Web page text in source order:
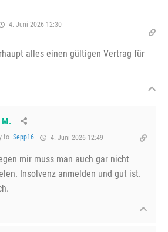
4. Juni 2026 12:30
alles einen gültigen Vertrag für
M.
to Sepp16 4. Juni 2026 12:49
mir muss man auch gar nicht
Insolvenz anmelden und gut ist.